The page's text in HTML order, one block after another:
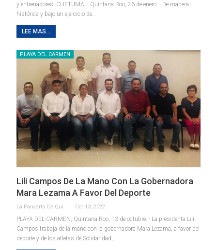
y entrenadores. CHETUMAL, Quintana Roo, 26 de enero. - De manera
histórica y bajo un ejercicio de
LEE MAS...
PLAYA DEL CARMEN
Lili Campos De La Mano Con La Gobernadora
Mara Lezama A Favor Del Deporte
La Pancarta De Quintana Roo Oct 13, 2022
PLAYA DEL CARMEN, Quintana Roo, 13 de octubre. - La presidenta Lili
Campos trabaja de la mano con la gobernadora Mara Lezama, a favor del
deporte y de los atletas de Solidaridad,